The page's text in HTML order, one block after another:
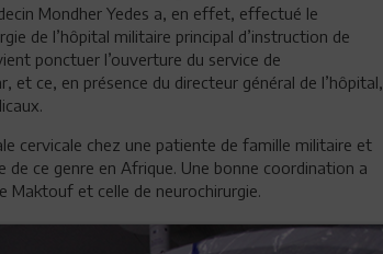
Mondher Yedes a, en effet, effectué le
de l’hôpital militaire principal d’instruction de
ponctuer l’ouverture du service de
ce, en présence du directeur général de l’hôpital,
cervicale chez une patiente de famille militaire et
ce genre en Afrique. Une bonne coordination a
Maktouf et celle de neurochirurgie.